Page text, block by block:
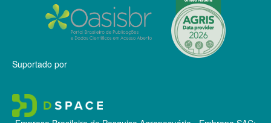
Suportado por